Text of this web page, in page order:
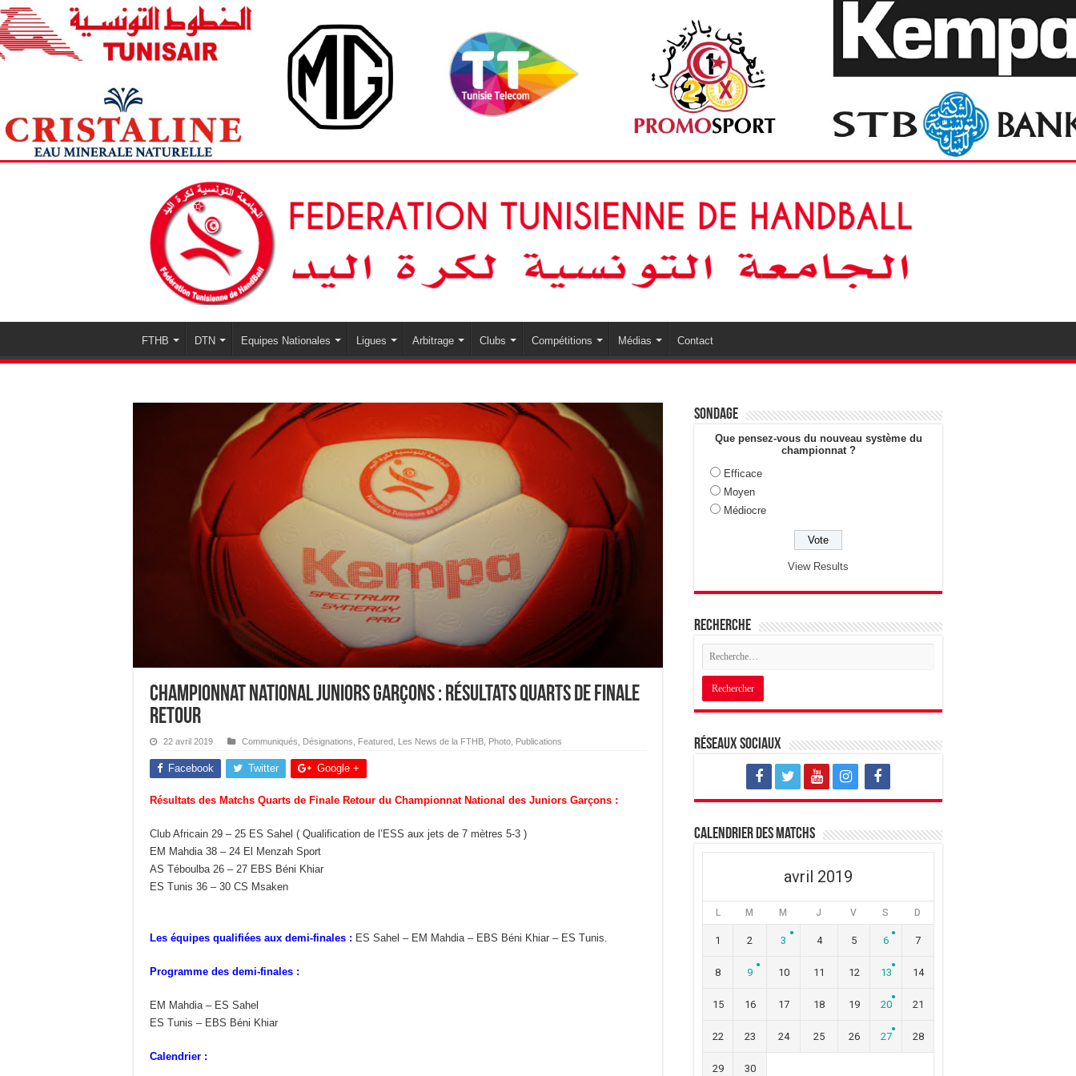
FTHB DTN Equipes Nationales Ligues Arbitrage Clubs Compétitions Médias Contact
Championnat National Juniors Garçons : Résultats Quarts de Finale
Retour
22 avril 2019 Communiqués Désignations Featured Les News de la FTHB Photo Publications
Facebook Twitter Google +
Résultats des Matchs Quarts de Finale Retour du Championnat National des Juniors Garçons :
Club Africain 29 – 25 ES Sahel ( Qualification de l’ESS aux jets de 7 mètres 5-3 )
EM Mahdia 38 – 24 El Menzah Sport
AS Téboulba 26 – 27 EBS Béni Khiar
ES Tunis 36 – 30 CS Msaken
Les équipes qualifiées aux demi-finales : ES Sahel – EM Mahdia – EBS Béni Khiar – ES Tunis.
Programme des demi-finales :
EM Mahdia – ES Sahel
ES Tunis – EBS Béni Khiar
Calendrier :
Sondage
Que pensez-vous du nouveau système du
championnat ?
Efficace
Moyen
Médiocre
View Results
Recherche
Réseaux sociaux
Calendrier des matchs
avril 2019
L M M J V S D
1 2 3 4 5 6 7
8 9 10 11 12 13 14
15 16 17 18 19 20 21
22 23 24 25 26 27 28
29 30